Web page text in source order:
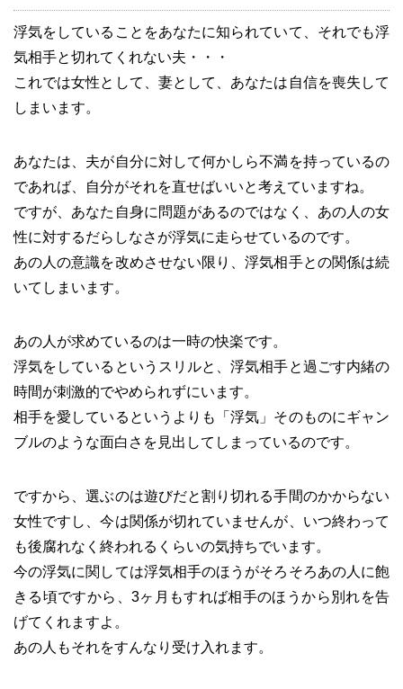
浮気をしていることをあなたに知られていて、それでも浮
気相手と切れてくれない夫・・・
これでは女性として、妻として、あなたは自信を喪失して
しまいます。
あなたは、夫が自分に対して何かしら不満を持っているの
であれば、自分がそれを直せばいいと考えていますね。
ですが、あなた自身に問題があるのではなく、あの人の女
性に対するだらしなさが浮気に走らせているのです。
あの人の意識を改めさせない限り、浮気相手との関係は続
いてしまいます。
あの人が求めているのは一時の快楽です。
浮気をしているというスリルと、浮気相手と過ごす内緒の
時間が刺激的でやめられずにいます。
相手を愛しているというよりも「浮気」そのものにギャン
ブルのような面白さを見出してしまっているのです。
ですから、選ぶのは遊びだと割り切れる手間のかからない
女性ですし、今は関係が切れていませんが、いつ終わって
も後腐れなく終われるくらいの気持ちでいます。
今の浮気に関しては浮気相手のほうがそろそろあの人に飽
きる頃ですから、3ヶ月もすれば相手のほうから別れを告
げてくれますよ。
あの人もそれをすんなり受け入れます。